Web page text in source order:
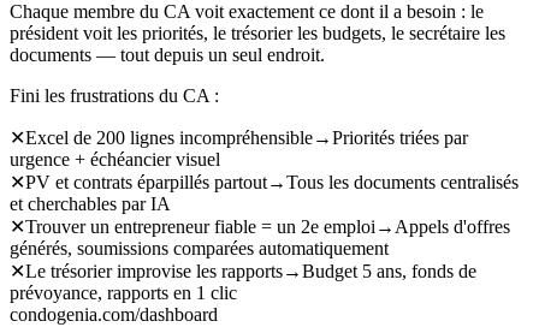
Chaque membre du CA voit exactement ce dont il a besoin : le
président voit les priorités, le trésorier les budgets, le secrétaire les
documents — tout depuis un seul endroit.
Fini les frustrations du CA :
✕Excel de 200 lignes incompréhensible→Priorités triées par
urgence + échéancier visuel
✕PV et contrats éparpillés partout→Tous les documents centralisés
et cherchables par IA
✕Trouver un entrepreneur fiable = un 2e emploi → Appels d'offres
générés, soumissions comparées automatiquement
✕Le trésorier improvise les rapports→Budget 5 ans, fonds de
prévoyance, rapports en 1 clic
condogenia.com/dashboard